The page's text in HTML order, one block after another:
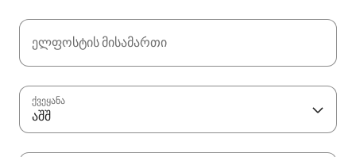
ელფოსტის მისამართი
ქვეყანა
აშშ